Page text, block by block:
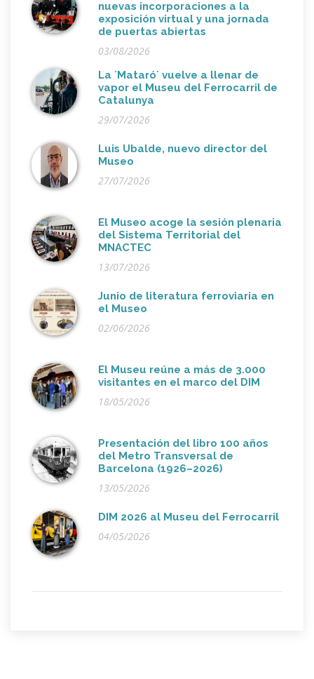
nuevas incorporaciones a la
exposición virtual y una jornada
de puertas abiertas
03/08/2026
La ´Mataró´ vuelve a llenar de
vapor el Museu del Ferrocarril de
Catalunya
29/07/2026
Luis Ubalde, nuevo director del
Museo
27/07/2026
El Museo acoge la sesión plenaria
del Sistema Territorial del
MNACTEC
13/07/2026
Junio de literatura ferroviaria en
el Museo
02/06/2026
El Museu reúne a más de 3.000
visitantes en el marco del DIM
18/05/2026
Presentación del libro 100 años
del Metro Transversal de
Barcelona (1926–2026)
13/05/2026
DIM 2026 al Museu del Ferrocarril
04/05/2026